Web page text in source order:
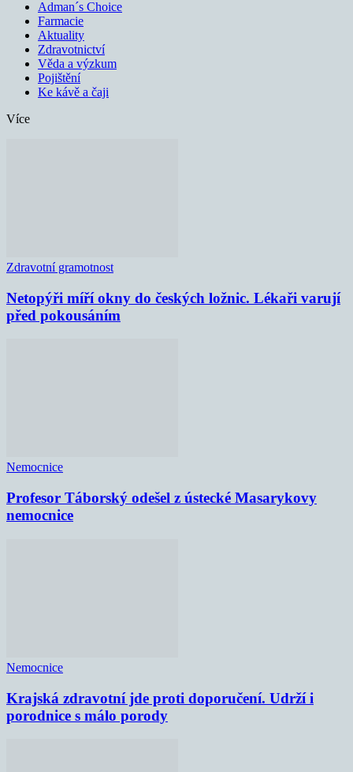
Adman´s Choice
Farmacie
Aktuality
Zdravotnictví
Věda a výzkum
Pojištění
Ke kávě a čaji
Více
Zdravotní gramotnost
Netopýři míří okny do českých ložnic. Lékaři varují
před pokousáním
Nemocnice
Profesor Táborský odešel z ústecké Masarykovy
nemocnice
Nemocnice
Krajská zdravotní jde proti doporučení. Udrží i
porodnice s málo porody